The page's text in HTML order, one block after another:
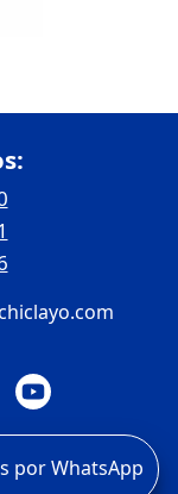
por WhatsApp